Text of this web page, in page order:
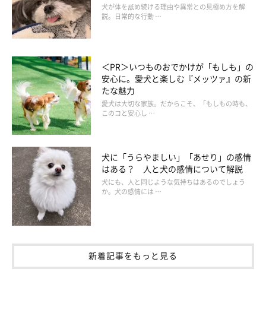
犬が体を舐め続ける理由や異常との見極め方を解
説。日常的な行動 …
＜PR＞いつものおでかけが「もしも」の
安心に。愛犬と楽しむ『メッツァ』の新
たな魅力
愛犬は大切な家族。だからこそ、「もしもの時も、
このコと安心し …
犬に「うらやましい」「あせり」の感情
はある？ 人と犬の感情について解説
犬にも、人と同じような気持ちはあるのでしょう
か。犬の感情には …
新着記事をもっと見る